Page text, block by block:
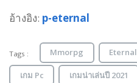
อ้างอิง: p-eternal
Tags : Mmorpg Eternal
เกม Pc เกมน่าเล่นปี 2021